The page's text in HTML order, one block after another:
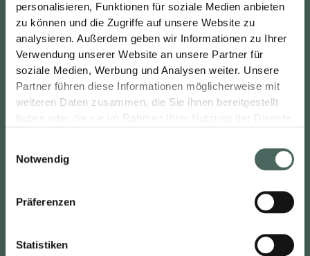
personalisieren, Funktionen für soziale Medien anbieten
zu können und die Zugriffe auf unsere Website zu
analysieren. Außerdem geben wir Informationen zu Ihrer
Verwendung unserer Website an unsere Partner für
soziale Medien, Werbung und Analysen weiter. Unsere
Partner führen diese Informationen möglicherweise mit
weiteren Daten zusammen, die Sie ihnen bereitgestellt
Notwendig
Präferenzen
Statistiken
Persönliche und fachliche Einarbeitung
Arbeitsvertrag